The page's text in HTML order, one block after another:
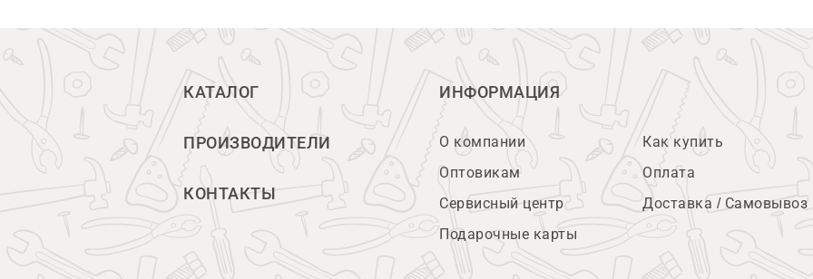
КАТАЛОГ
ПРОИЗВОДИТЕЛИ
КОНТАКТЫ
ИНФОРМАЦИЯ
О компании
Оптовикам
Сервисный центр
Подарочные карты
Как купить
Оплата
Доставка / Самовывоз